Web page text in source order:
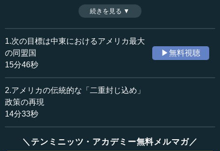
ア情勢への対応について、山内昌之氏が鋭く分析する。
収録日：2014年9月18日
追加日：2014年9月25日
カテゴリー：
国際
中東
●背景その４：「自分たちこそスンナ派アラブの代
表」という主張
が、自分たちこそスンナ（スンニ）派のアラブやアラブナ
続きを見る ▼
1.次の目標は中東におけるアメリカ最大
の同盟国
15分46秒
▶無料視聴
2.アメリカの伝統的な「二重封じ込め」
政策の再現
14分33秒
＼テンミニッツ・アカデミー無料メルマガ／